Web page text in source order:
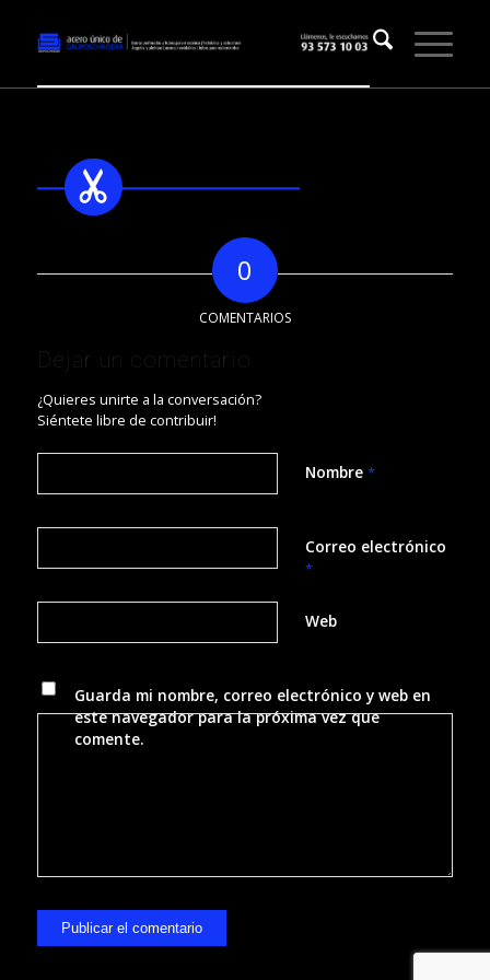
0
COMENTARIOS
Dejar un comentario
¿Quieres unirte a la conversación?
Siéntete libre de contribuir!
Nombre *
Correo electrónico
*
Web
Guarda mi nombre, correo electrónico y web en
este navegador para la próxima vez que
comente.